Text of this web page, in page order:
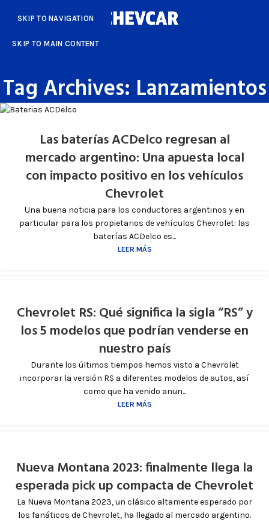
SKIP TO NAVIGATION
SKIP TO MAIN CONTENT
Tag Archives: Lanzamientos
Las baterías ACDelco regresan al
mercado argentino: Una apuesta local
con impacto positivo en los vehículos
Chevrolet
Una buena noticia para los conductores argentinos y en
particular para los propietarios de vehículos Chevrolet: las
baterías ACDelco es...
LEER MÁS
Chevrolet RS: Qué significa la sigla “RS” y
los 5 modelos que podrían venderse en
nuestro país
Durante los últimos tiempos hemos visto a Chevrolet
incorporar la versión RS a diferentes modelos de autos, así
como que ha venido anun...
LEER MÁS
Nueva Montana 2023: finalmente llega la
esperada pick up compacta de Chevrolet
La Nueva Montana 2023, un clásico altamente esperado por
los fanáticos de Chevrolet, ha llegado al mercado argentino.